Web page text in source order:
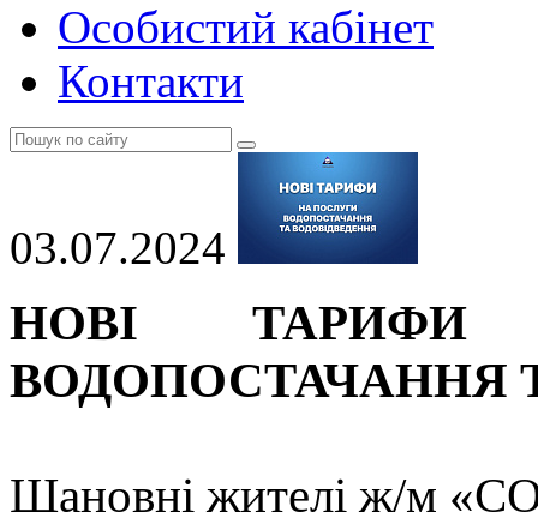
Особистий кабінет
Контакти
03.07.2024
НОВІ
ВОДОПОСТАЧАННЯ
Шановні жителі ж/м